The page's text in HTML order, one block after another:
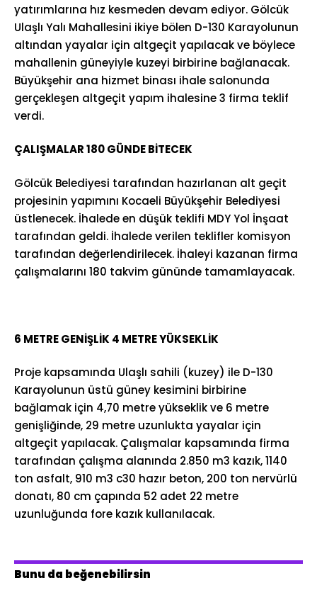
yatırımlarına hız kesmeden devam ediyor. Gölcük
Ulaşlı Yalı Mahallesini ikiye bölen D-130 Karayolunun
altından yayalar için altgeçit yapılacak ve böylece
mahallenin güneyiyle kuzeyi birbirine bağlanacak.
Büyükşehir ana hizmet binası ihale salonunda
gerçekleşen altgeçit yapım ihalesine 3 firma teklif
verdi.
ÇALIŞMALAR 180 GÜNDE BİTECEK
Gölcük Belediyesi tarafından hazırlanan alt geçit
projesinin yapımını Kocaeli Büyükşehir Belediyesi
üstlenecek. İhalede en düşük teklifi MDY Yol İnşaat
tarafından geldi. İhalede verilen teklifler komisyon
tarafından değerlendirilecek. İhaleyi kazanan firma
çalışmalarını 180 takvim gününde tamamlayacak.
6 METRE GENİŞLİK 4 METRE YÜKSEKLİK
Proje kapsamında Ulaşlı sahili (kuzey) ile D-130
Karayolunun üstü güney kesimini birbirine
bağlamak için 4,70 metre yükseklik ve 6 metre
genişliğinde, 29 metre uzunlukta yayalar için
altgeçit yapılacak. Çalışmalar kapsamında firma
tarafından çalışma alanında 2.850 m3 kazık, 1140
ton asfalt, 910 m3 c30 hazır beton, 200 ton nervürlü
donatı, 80 cm çapında 52 adet 22 metre
uzunluğunda fore kazık kullanılacak.
Bunu da beğenebilirsin